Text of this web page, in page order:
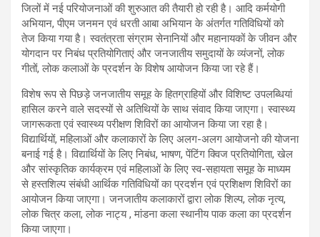
जिलों में नई परियोजनाओं की शुरुआत की तैयारी हो रही है। आदि कर्मयोगी
अभियान, पीएम जनमन एवं धरती आबा अभियान के अंतर्गत गतिविधियों को
तेज किया गया है। स्वतंत्रता संग्राम सेनानियों और महानायकों के जीवन और
योगदान पर निबंध प्रतियोगिताएं और जनजातीय समुदायों के व्यंजनों, लोक
गीतों, लोक कलाओं के प्रदर्शन के विशेष आयोजन किया जा रहे हैं।
विशेष रूप से पिछड़े जनजातीय समूह के हितग्राहियों और विशिष्ट उपलब्धियां
हासिल करने वाले सदस्यों से अतिथियों के साथ संवाद किया जाएगा। स्वास्थ्य
जागरूकता एवं स्वास्थ्य परीक्षण शिविरों का आयोजन किया जा रहा है।
विद्यार्थियों, महिलाओं और कलाकारों के लिए अलग-अलग आयोजनो की योजना
बनाई गई है। विद्यार्थियों के लिए निबंध, भाषण, पेंटिंग क्विज प्रतियोगिता, खेल
और सांस्कृतिक कार्यक्रम एवं महिलाओं के लिए स्व-सहायता समूह के माध्यम
से हस्तशिल्प संबंधी आर्थिक गतिविधियों का प्रदर्शन एवं प्रशिक्षण शिविरों का
आयोजन किया जाएगा। जनजातीय कलाकारों द्वारा लोक शिल्प, लोक नृत्य,
लोक चित्र कला, लोक नाट्य , मांडना कला स्थानीय पाक कला का प्रदर्शन
किया जाएगा।